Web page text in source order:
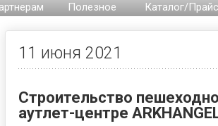
Полезное Каталог/
11 июня 2021
Строительство
аутлет-центре